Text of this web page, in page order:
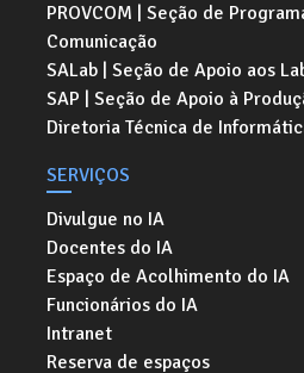
PROVCOM | Seção de
Comunicação
SALab | Seção de Apoio aos
SAP | Seção de Apoio à
Diretoria Técnica de
SERVIÇOS
Divulgue no IA
Docentes do IA
Espaço de Acolhimento do IA
Funcionários do IA
Intranet
Reserva de espaços